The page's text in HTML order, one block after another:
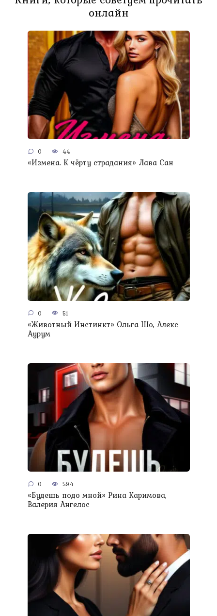
онлайн
0 44
«Измена. К чёрту страдания» Лава Сан
0 51
«Животный Инстинкт» Ольга Шо, Алекс
Аурум
0 594
«Будешь подо мной» Рина Каримова,
Валерия Ангелос